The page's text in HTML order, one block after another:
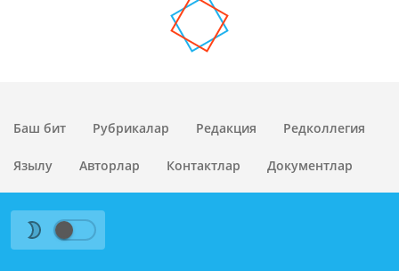
Баш бит Рубрикалар Редакция Редколлегия
Язылу Авторлар Контактлар Документлар